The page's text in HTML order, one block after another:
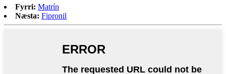
Fyrri: Matrín
Næsta: Fipronil